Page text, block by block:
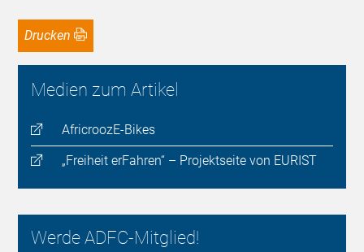
Drucken
Medien zum Artikel
AfricroozE-Bikes
„Freiheit erFahren“ – Projektseite von EURIST
Werde ADFC-Mitglied!